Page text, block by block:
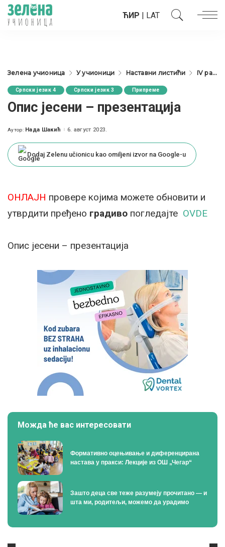
ЋИР | LAT
Зелена учионица У учионици Наставни листићи IV разред
Српски језик 4 Српски језик 3 Припреме
Опис јесени – презентација
Posted
Аутор: Нада Шакић 6. август 2023.
Dodaj Zelenu učionicu kao omiljeni izvor na Google-u
ОНЛАЈН провере којима можете обновити и
утврдити пређено градиво погледајте OVDE
Опис јесени – презентација
Можда ће вас интересовати
Формативно оцењивање и диференцирана
настава у пракси: Лекције из ОШ „Чегар“
Зашто деца све теже разумеју прочитано — и
шта ми, родитељи, можемо да урадимо